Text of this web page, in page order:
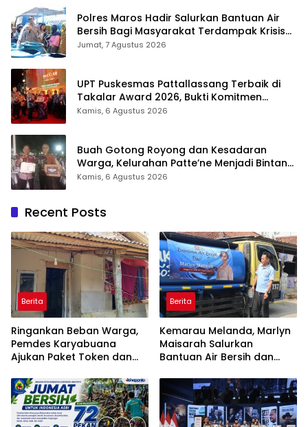
Polres Maros Hadir Salurkan Bantuan Air
Bersih Bagi Masyarakat Terdampak Krisis
Air Bersih Di Maros
Jumat, 7 Agustus 2026
UPT Puskesmas Pattallassang Terbaik di
Takalar Award 2026, Bukti Komitmen
Hadirkan Pelayanan Kesehatan Berkualitas
Kamis, 6 Agustus 2026
Buah Gotong Royong dan Kesadaran
Warga, Kelurahan Patte’ne Menjadi Bintang
Takalar Award 2026
Kamis, 6 Agustus 2026
Recent Posts
Berita
Ringankan Beban Warga,
Pemdes Karyabuana
Ajukan Paket Token dan
PLN
Berita
Kemarau Melanda, Marlyn
Maisarah Salurkan
Bantuan Air Bersih dan
Babakan Madang